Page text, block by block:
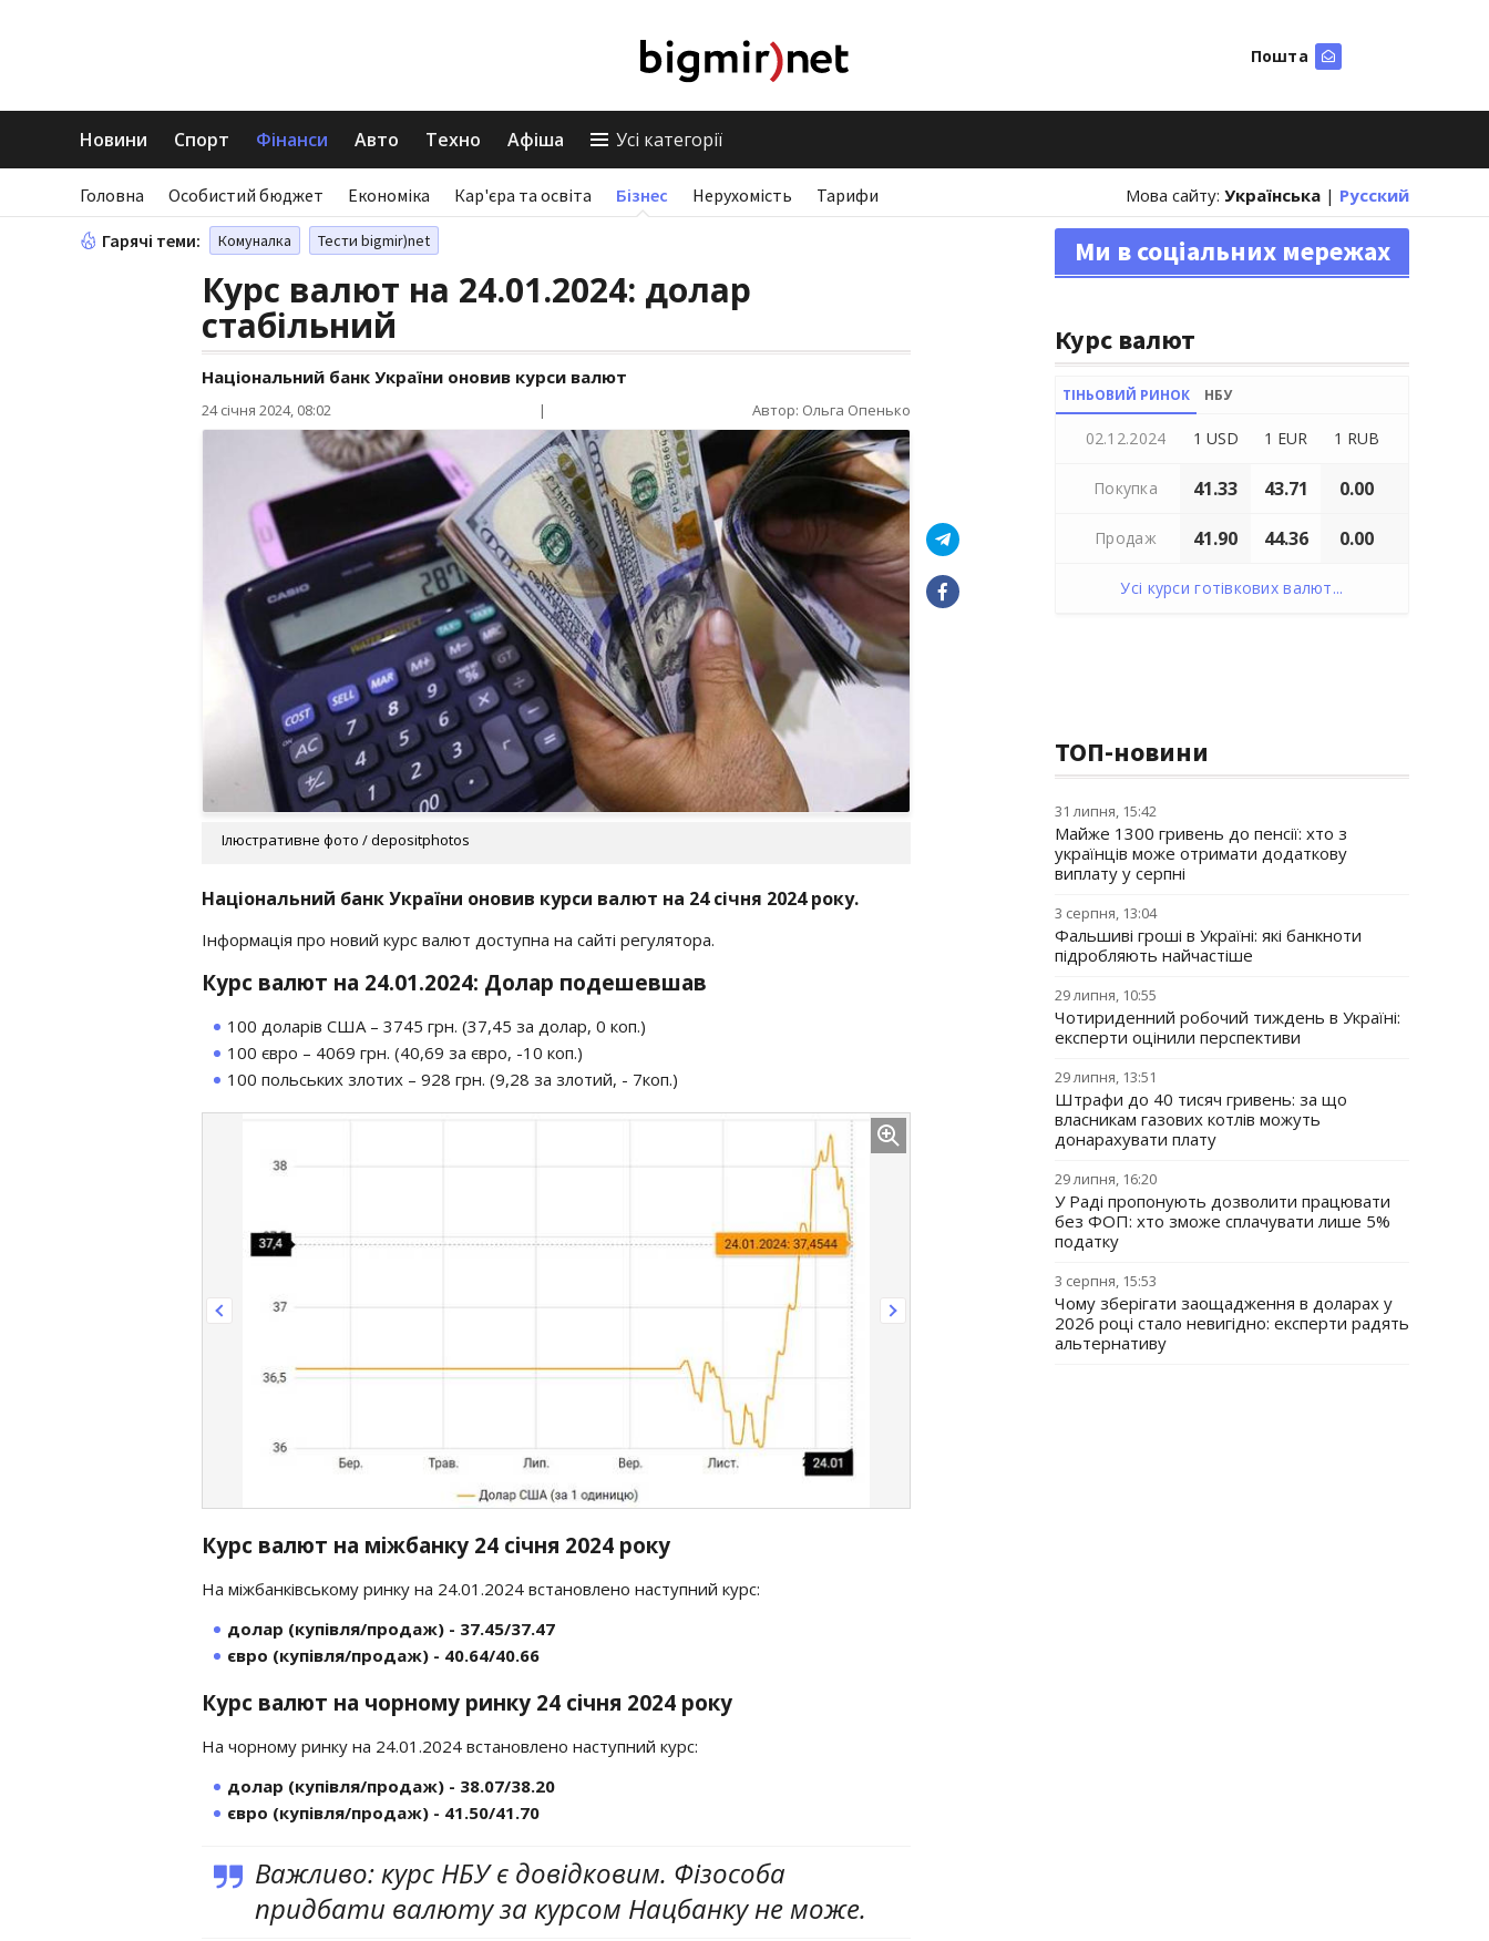
Пошта
Новини Спорт Фінанси Авто Техно Афіша Усі категорії
Головна Особистий бюджет Економіка Кар'єра та освіта Бізнес Нерухомість Тарифи Мова сайту: Українська | Русский
Гарячі теми: Комуналка Тести bigmir)net
Курс валют на 24.01.2024: долар
стабільний
Національний банк України оновив курси валют
24 січня 2024, 08:02 | Автор: Ольга Опенько
Ілюстративне фото / depositphotos
Національний банк України оновив курси валют на 24 січня 2024 року.
Інформація про новий курс валют доступна на сайті регулятора.
Курс валют на 24.01.2024: Долар подешевшав
100 доларів США – 3745 грн. (37,45 за долар, 0 коп.)
100 євро – 4069 грн. (40,69 за євро, -10 коп.)
100 польських злотих – 928 грн. (9,28 за злотий, - 7коп.)
Курс валют на міжбанку 24 січня 2024 року
На міжбанківському ринку на 24.01.2024 встановлено наступний курс:
долар (купівля/продаж) - 37.45/37.47
євро (купівля/продаж) - 40.64/40.66
Курс валют на чорному ринку 24 січня 2024 року
На чорному ринку на 24.01.2024 встановлено наступний курс:
долар (купівля/продаж) - 38.07/38.20
євро (купівля/продаж) - 41.50/41.70
Важливо: курс НБУ є довідковим. Фізособа
придбати валюту за курсом Нацбанку не може.
Ми в соціальних мережах
Курс валют
ТІНЬОВИЙ РИНОК НБУ
02.12.2024 1 USD 1 EUR 1 RUB
Покупка 41.33 43.71 0.00
Продаж 41.90 44.36 0.00
Усі курси готівкових валют...
ТОП-новини
31 липня, 15:42
Майже 1300 гривень до пенсії: хто з
українців може отримати додаткову
виплату у серпні
3 серпня, 13:04
Фальшиві гроші в Україні: які банкноти
підробляють найчастіше
29 липня, 10:55
Чотириденний робочий тиждень в Україні:
експерти оцінили перспективи
29 липня, 13:51
Штрафи до 40 тисяч гривень: за що
власникам газових котлів можуть
донарахувати плату
29 липня, 16:20
У Раді пропонують дозволити працювати
без ФОП: хто зможе сплачувати лише 5%
податку
3 серпня, 15:53
Чому зберігати заощадження в доларах у
2026 році стало невигідно: експерти радять
альтернативу